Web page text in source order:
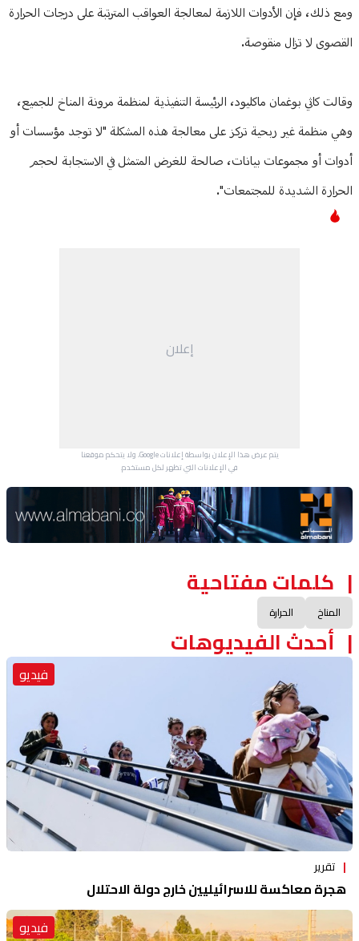
ومع ذلك، فإن الأدوات اللازمة لمعالجة العواقب المترتبة على درجات الحرارة
القصوى لا تزال منقوصة.
وقالت كاثي بوغمان ماكليود، الرئيسة التنفيذية لمنظمة مرونة المناخ للجميع،
وهي منظمة غير ربحية تركز على معالجة هذه المشكلة "لا توجد مؤسسات أو
أدوات أو مجموعات بيانات، صالحة للغرض المتمثل في الاستجابة لحجم
الحرارة الشديدة للمجتمعات".
إعلان
يتم عرض هذا الإعلان بواسطة إعلانات Google، ولا يتحكم موقعنا
في الإعلانات التي تظهر لكل مستخدم.
Advertisement Section
كلمات مفتاحية
المناخ الحرارة
أحدث الفيديوهات
فيديو
تقرير
هجرة معاكسة للاسرائيليين خارج دولة الاحتلال
فيديو